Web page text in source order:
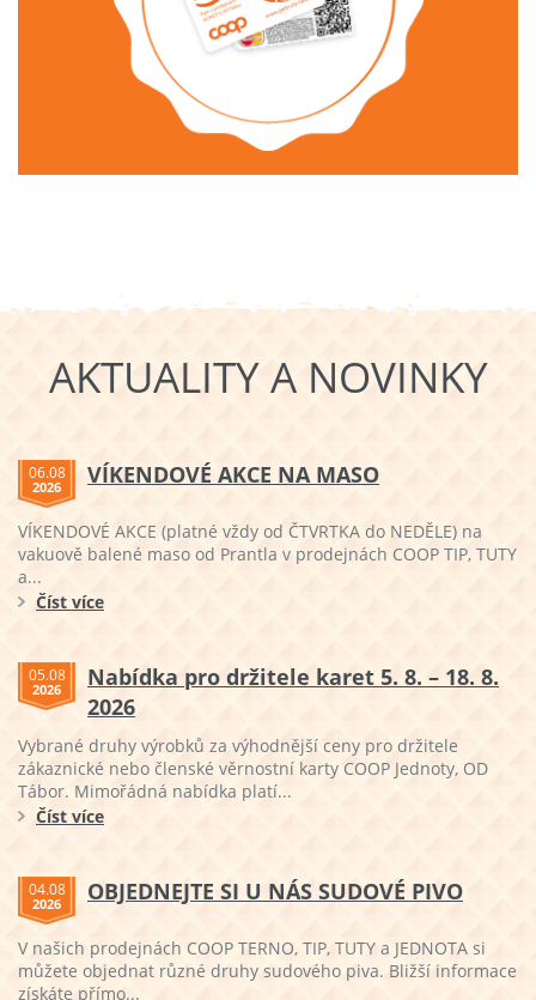
AKTUALITY A NOVINKY
06.08
2026 VÍKENDOVÉ AKCE NA MASO
VÍKENDOVÉ AKCE (platné vždy od ČTVRTKA do NEDĚLE) na
vakuově balené maso od Prantla v prodejnách COOP TIP, TUTY
a...
Číst více
05.08
2026
Nabídka pro držitele karet 5. 8. – 18. 8.
2026
Vybrané druhy výrobků za výhodnější ceny pro držitele
zákaznické nebo členské věrnostní karty COOP Jednoty, OD
Tábor. Mimořádná nabídka platí...
Číst více
04.08
2026 OBJEDNEJTE SI U NÁS SUDOVÉ PIVO
V našich prodejnách COOP TERNO, TIP, TUTY a JEDNOTA si
můžete objednat různé druhy sudového piva. Bližší informace
získáte přímo...